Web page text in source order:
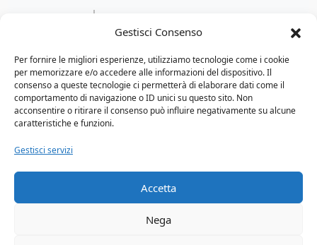
Gestisci Consenso
Per fornire le migliori esperienze, utilizziamo tecnologie come i cookie
per memorizzare e/o accedere alle informazioni del dispositivo. Il
consenso a queste tecnologie ci permetterà di elaborare dati come il
comportamento di navigazione o ID unici su questo sito. Non
acconsentire o ritirare il consenso può influire negativamente su alcune
caratteristiche e funzioni.
Gestisci servizi
Accetta
Nega
tributo di Joe Bonamassa e Josh
Smith per i 100 anni del Re del
Blues
Gorillaz: nuovo album “The
Mountain” (20 marzo 2026) e tour
UK/Irlanda + data esclusiva a
Madrid